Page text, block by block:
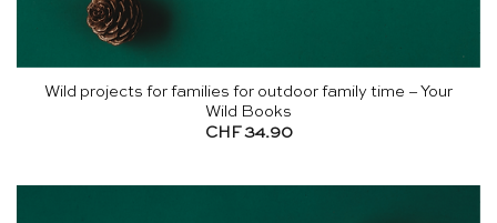
Wild projects for families for outdoor family time – Your
Wild Books
CHF 34.90